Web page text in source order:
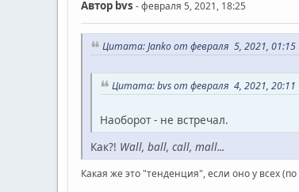
Автор bvs - февраля 5, 2021, 18:25
Цитата: Janko от февраля 5, 2021, 01:15
Цитата: bvs от февраля 4, 2021, 20:11
Наоборот - не встречал.
Как?! Wall, ball, call, mall...
Какая же это "тенденция", если оно у всех